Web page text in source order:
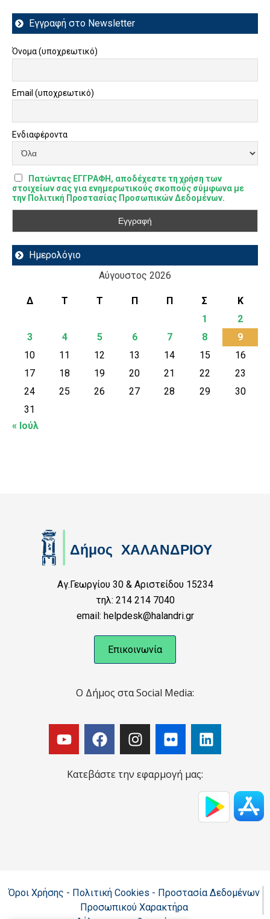
Εγγραφή στο Newsletter
Όνομα (υποχρεωτικό)
Email (υποχρεωτικό)
Ενδιαφέροντα
Πατώντας ΕΓΓΡΑΦΗ, αποδέχεστε τη χρήση των
στοιχείων σας για ενημερωτικούς σκοπούς σύμφωνα με
την Πολιτική Προστασίας Προσωπικών Δεδομένων.
Ημερολόγιο
Αύγουστος 2026
Δ Τ Τ Π Π Σ
Κ
1
2
3
4 5 6 7 8
9
10
11 12 13 14 15
16
17
18 19 20 21 22
23
24
25 26 27 28 29
30
31
« Ιούλ
Αγ.Γεωργίου 30 & Αριστείδου 15234
τηλ: 214 214 7040
email: helpdesk@halandri.gr
Επικοινωνία
Ο Δήμος στα Social Media:
Κατεβάστε την εφαρμογή μας:
Όροι Χρήσης - Πολιτική Cookies - Προστασία Δεδομένων
Προσωπικού Χαρακτήρα